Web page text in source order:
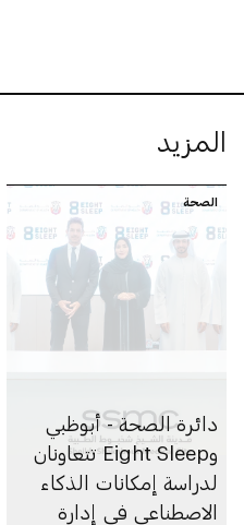
المزيد
الصحة
دائرة الصحة - أبوظبي
وEight Sleep تتعاونان
لدراسة إمكانات الذكاء
الاصطناعي في إدارة